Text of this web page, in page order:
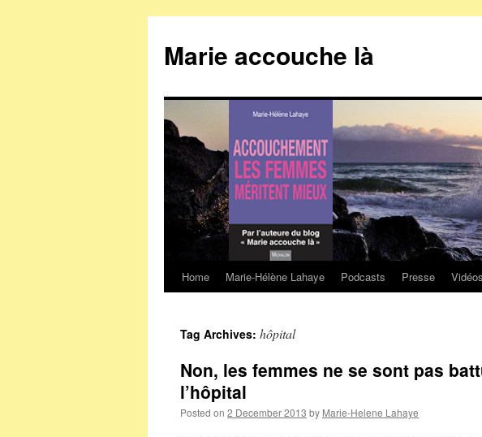
Marie accouche là
Skip
content
Home Marie-Hélène Lahaye Podcasts Presse Vidéos
Tag Archives: hôpital
Non, les femmes ne se sont pas
l’hôpital
Posted on 2 December 2013 by Marie-Helene Lahaye